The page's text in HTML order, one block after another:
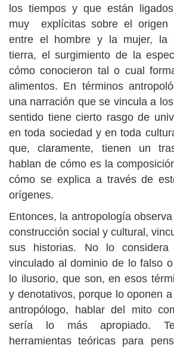
los tiempos y que están
muy explícitas sobre el origen
entre el hombre y la mujer, la
tierra, el surgimiento de la
cómo conocieron tal o cual
alimentos. En términos
una narración que se vincula a
sentido tiene cierto rasgo de
en toda sociedad y en toda
que, claramente, tienen un
hablan de cómo es la
cómo se explica a través de
orígenes.
Entonces, la antropología
construcción social y cultural,
sus historias. No lo
vinculado al dominio de lo falso
lo ilusorio, que son, en esos
y denotativos, porque lo oponen
antropólogo, hablar del mito
sería lo más apropiado.
herramientas teóricas para